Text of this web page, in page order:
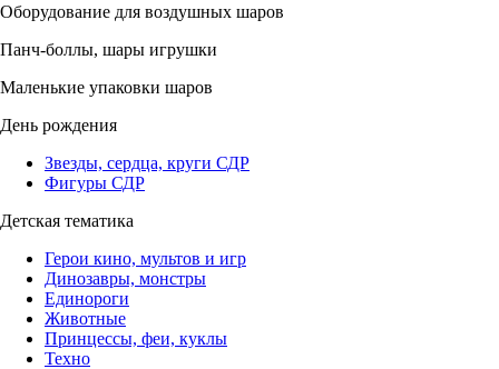
Оборудование для воздушных шаров
Панч-боллы, шары игрушки
Маленькие упаковки шаров
День рождения
Звезды, сердца, круги СДР
Фигуры СДР
Детская тематика
Герои кино, мультов и игр
Динозавры, монстры
Единороги
Животные
Принцессы, феи, куклы
Техно